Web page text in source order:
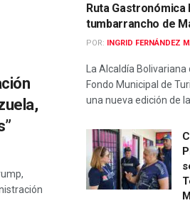
Ruta Gastronómica
tumbarrancho de
POR: INGRID FERNÁNDEZ
La Alcaldía
Fondo Municipal de
una nueva edición de